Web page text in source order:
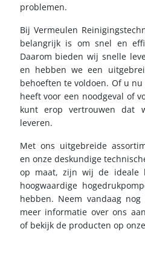
problemen.
Bij Vermeulen
belangrijk is om snel en
Daarom bieden wij snelle
en hebben we een
behoeften te voldoen. Of u
heeft voor een noodgeval of
kunt erop vertrouwen dat
leveren.
Met ons uitgebreide
en onze deskundige
op maat, zijn wij de ideale
hoogwaardige
hebben. Neem vandaag
meer informatie over ons
of bekijk de producten op